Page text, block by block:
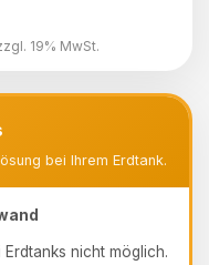
19% MwSt.
bei Ihrem Erdtank.
nicht möglich.